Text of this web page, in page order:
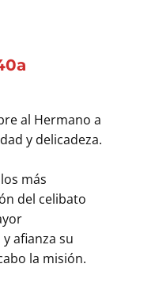
al Hermano a
y delicadeza.
más
del celibato
afianza su
la misión.